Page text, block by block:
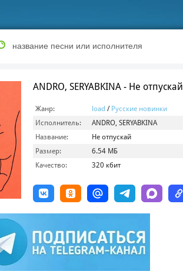
ANDRO, SERYABKINA - Не отпускай
Жанр: load / Русские новинки
Исполнитель:
ANDRO, SERYABKINA
Название:
Не отпускай
Размер:
6.54 МБ
Качество:
320 кбит